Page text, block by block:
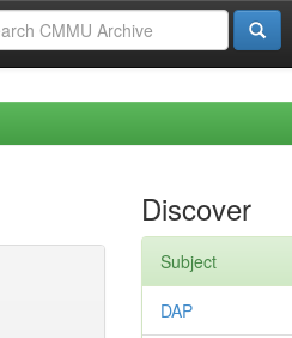
Discover
Subject
DAP